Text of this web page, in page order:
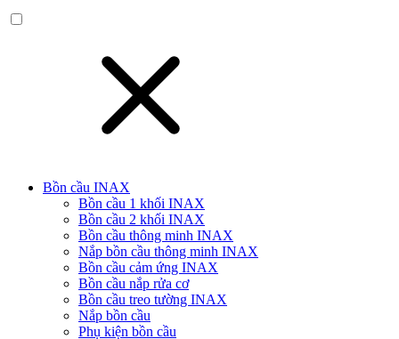
Bồn cầu INAX
Bồn cầu 1 khối INAX
Bồn cầu 2 khối INAX
Bồn cầu thông minh INAX
Nắp bồn cầu thông minh INAX
Bồn cầu cảm ứng INAX
Bồn cầu nắp rửa cơ
Bồn cầu treo tường INAX
Nắp bồn cầu
Phụ kiện bồn cầu